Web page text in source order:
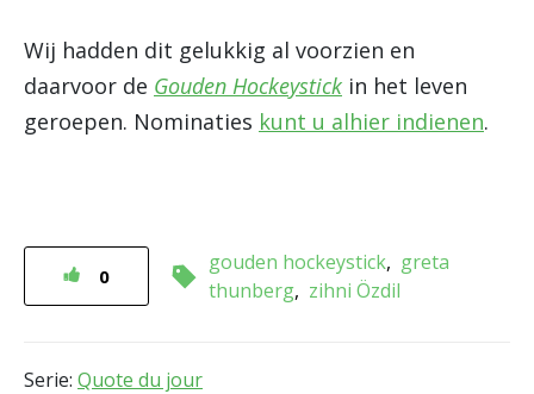
Wij hadden dit gelukkig al voorzien en
daarvoor de Gouden Hockeystick in het leven
geroepen. Nominaties kunt u alhier indienen.
0
gouden hockeystick greta
thunberg zihni Özdil
Serie: Quote du jour